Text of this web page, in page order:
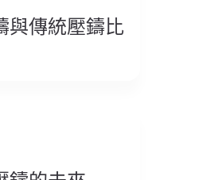
與傳統壓鑄比